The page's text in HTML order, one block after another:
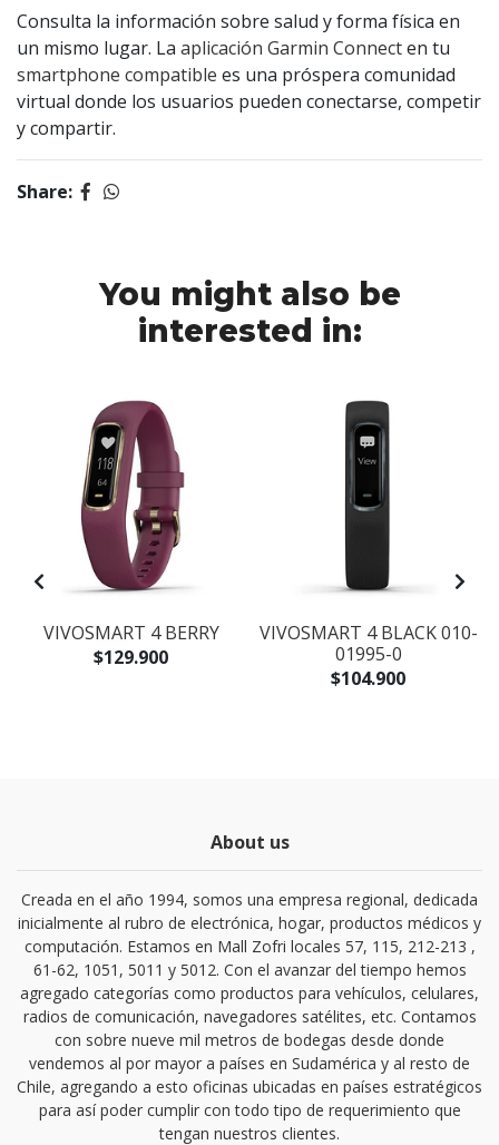
Consulta la información sobre salud y forma física en
un mismo lugar. La aplicación Garmin Connecten tu
smartphone compatible es una próspera comunidad
virtual donde los usuarios pueden conectarse, competir
y compartir.
Share:
You might also be
interested in:
VIVOSMART 4 BERRY
$129.900
VIVOSMART 4 BLACK 010-
01995-0
$104.900
About us
Creada en el año 1994, somos una empresa regional, dedicada
inicialmente al rubro de electrónica, hogar, productos médicos y
computación. Estamos en Mall Zofri locales 57, 115, 212-213 ,
61-62, 1051, 5011 y 5012. Con el avanzar del tiempo hemos
agregado categorías como productos para vehículos, celulares,
radios de comunicación, navegadores satélites, etc. Contamos
con sobre nueve mil metros de bodegas desde donde
vendemos al por mayor a países en Sudamérica y al resto de
Chile, agregando a esto oficinas ubicadas en países estratégicos
para así poder cumplir con todo tipo de requerimiento que
tengan nuestros clientes.